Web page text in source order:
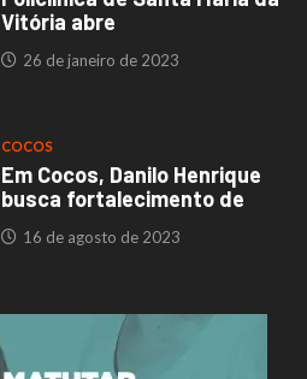
Vitória abre
26 de janeiro de 2023
COCOS
Em Cocos, Danilo Henrique
busca fortalecimento de
16 de agosto de 2023